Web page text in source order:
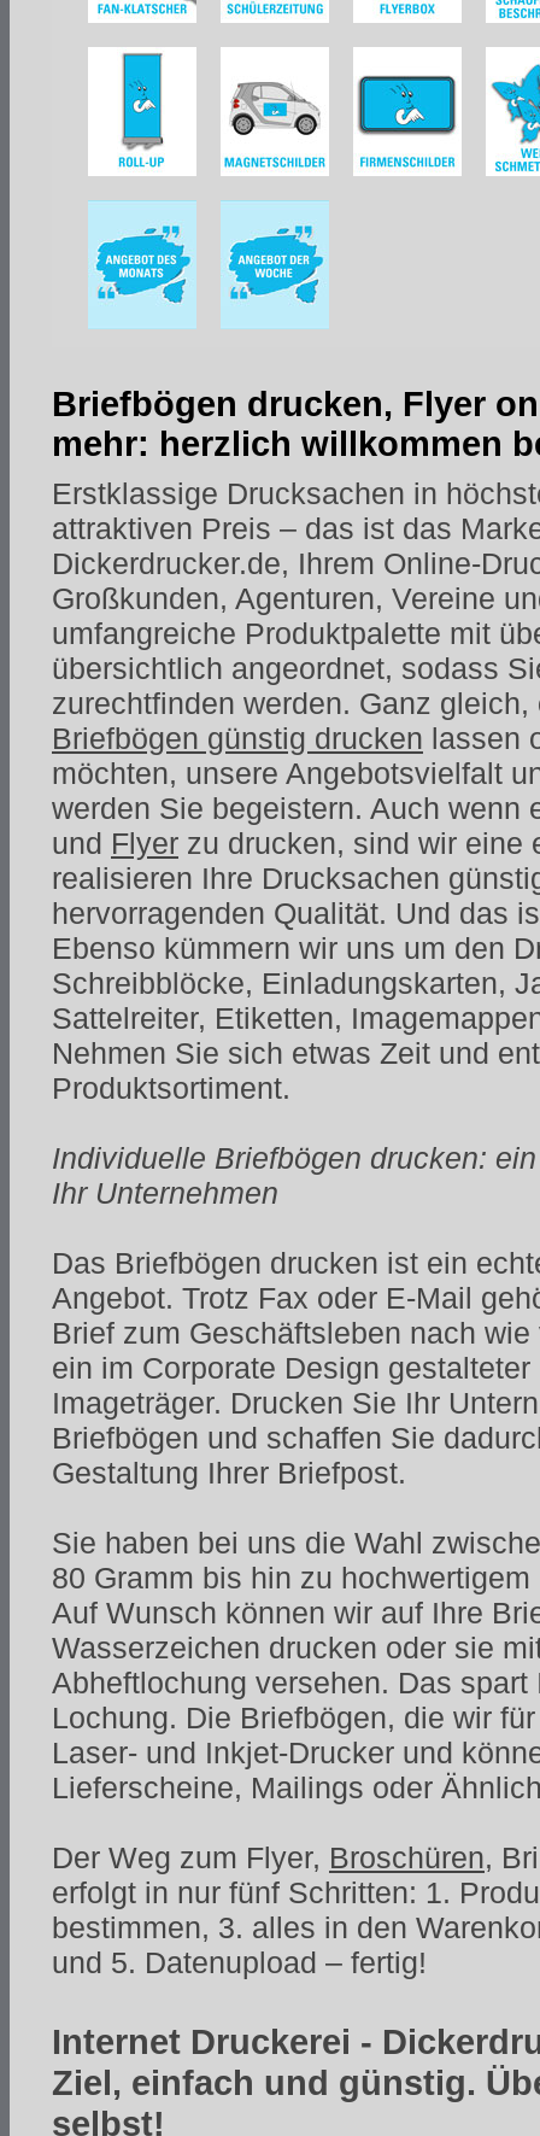
Briefbögen drucken, Flyer
mehr: herzlich willkommen
Erstklassige Drucksachen in
attraktiven Preis – das ist das
Dickerdrucker.de, Ihrem Online-
Großkunden, Agenturen, Vereine
umfangreiche Produktpalette mit
übersichtlich angeordnet, sodass
zurechtfinden werden. Ganz
Briefbögen günstig drucken lassen
möchten, unsere Angebotsvielfalt
werden Sie begeistern. Auch wenn
und Flyer zu drucken, sind wir eine
realisieren Ihre Drucksachen
hervorragenden Qualität. Und das
Ebenso kümmern wir uns um den
Schreibblöcke, Einladungskarten,
Sattelreiter, Etiketten,
Nehmen Sie sich etwas Zeit und
Produktsortiment.
Individuelle Briefbögen drucken:
Ihr Unternehmen
Das Briefbögen drucken ist ein
Angebot. Trotz Fax oder E-Mail
Brief zum Geschäftsleben nach
ein im Corporate Design
Imageträger. Drucken Sie Ihr
Briefbögen und schaffen Sie
Gestaltung Ihrer Briefpost.
Sie haben bei uns die Wahl
80 Gramm bis hin zu
Auf Wunsch können wir auf Ihre
Wasserzeichen drucken oder sie
Abheftlochung versehen. Das
Lochung. Die Briefbögen, die wir
Laser- und Inkjet-Drucker und
Lieferscheine, Mailings oder
Der Weg zum Flyer, Broschüren,
erfolgt in nur fünf Schritten: 1.
bestimmen, 3. alles in den
und 5. Datenupload – fertig!
Internet Druckerei -
Ziel, einfach und günstig.
selbst!